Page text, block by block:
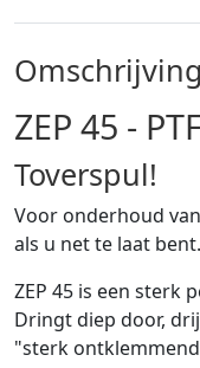
Omschrijving
ZEP 45 -
Toverspul!
Voor onderhoud
als u net te laat bent.
ZEP 45 is een sterk
Dringt diep door,
"sterk